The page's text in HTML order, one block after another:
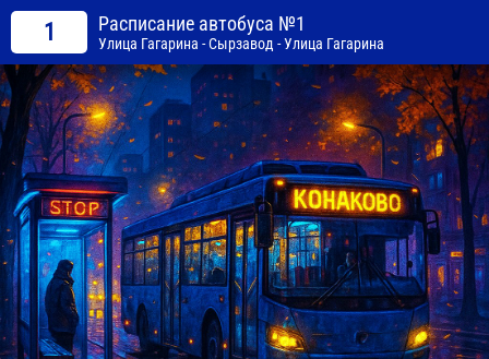
1 Расписание автобуса №1
Улица Гагарина - Сырзавод - Улица Гагарина